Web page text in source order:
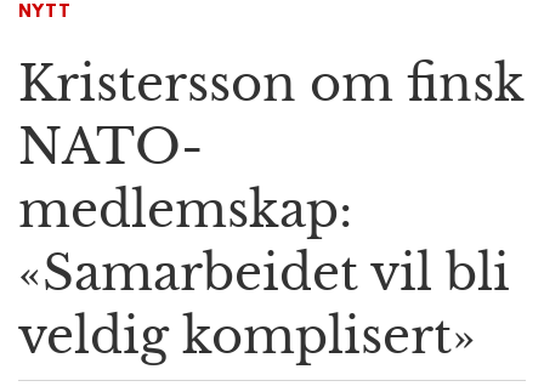
a
a
o
NYTT
Kristersson om finsk
NATO-
medlemskap:
«Samarbeidet vil bli
veldig komplisert»